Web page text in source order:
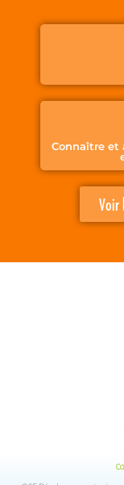
Connaître et
Voir